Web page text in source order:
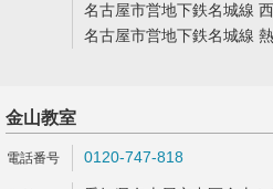
名古屋市営地下鉄名城線
名古屋市営地下鉄名城線
金山教室
0120-747-818